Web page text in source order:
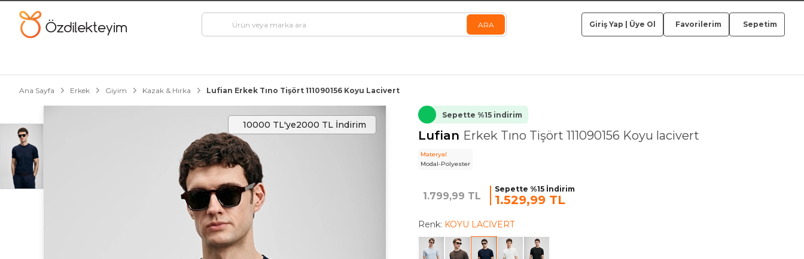
Giriş Yap Üye Ol Favorilerim Sepetim
Ana Sayfa Erkek Giyim Kazak & Hırka Lufian Erkek Tıno Tişört 111090156 Koyu Lacivert
Sepette %15 indirim
Lufian Erkek Tıno Tişört 111090156 Koyu lacivert
Materyal
Modal-Polyester
10000 TL'ye2000 TL İndirim
1.799,99 TL
Sepette %15 İndirim
1.529,99 TL
Renk: KOYU LACİVERT